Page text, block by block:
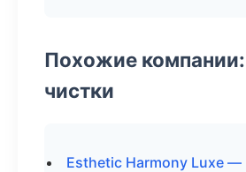
Похожие
чистки
Esthetic Harmony Luxe —